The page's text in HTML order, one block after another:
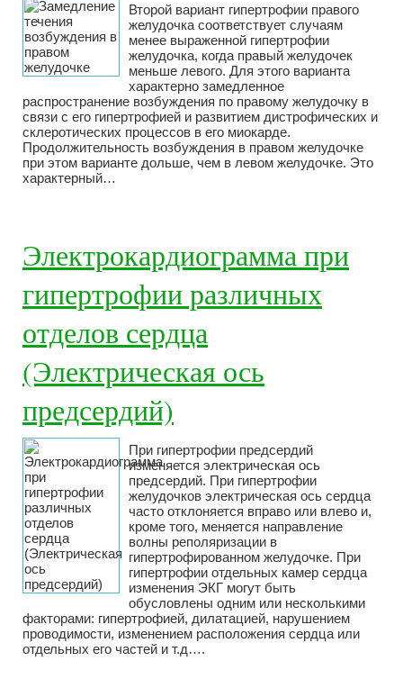
Второй вариант гипертрофии правого
желудочка соответствует случаям
менее выраженной гипертрофии
желудочка, когда правый желудочек
меньше левого. Для этого варианта
характерно замедленное
распространение возбуждения по правому желудочку в
связи с его гипертрофией и развитием дистрофических и
склеротических процессов в его миокарде.
Продолжительность возбуждения в правом желудочке
при этом варианте дольше, чем в левом желудочке. Это
характерный…
Электрокардиограмма при
гипертрофии различных
отделов сердца
(Электрическая ось
предсердий)
При гипертрофии предсердий
изменяется электрическая ось
предсердий. При гипертрофии
желудочков электрическая ось сердца
часто отклоняется вправо или влево и,
кроме того, меняется направление
волны реполяризации в
гипертрофированном желудочке. При
гипертрофии отдельных камер сердца
изменения ЭКГ могут быть
обусловлены одним или несколькими
факторами: гипертрофией, дилатацией, нарушением
проводимости, изменением расположения сердца или
отдельных его частей и т.д….